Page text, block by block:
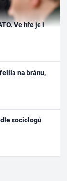
Ve hře je i
na bránu,
sociologů